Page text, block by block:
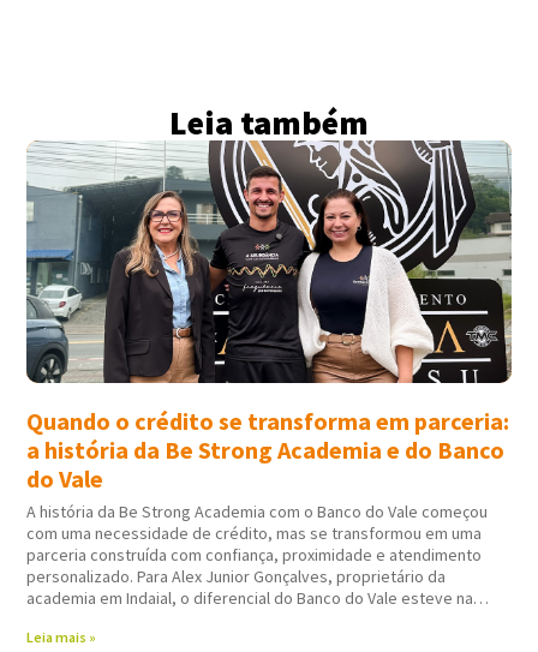
Leia também
Quando o crédito se transforma em parceria:
a história da Be Strong Academia e do Banco
do Vale
A história da Be Strong Academia com o Banco do Vale começou
com uma necessidade de crédito, mas se transformou em uma
parceria construída com confiança, proximidade e atendimento
personalizado. Para Alex Junior Gonçalves, proprietário da
academia em Indaial, o diferencial do Banco do Vale esteve na
Leia mais »